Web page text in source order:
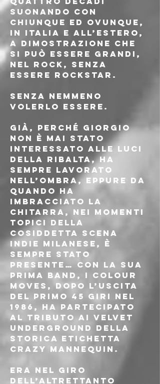
suonando con
chiunque ed ovunque,
in Italia e all’estero,
a dimostrazione che
si può essere grandi,
nel rock, senza
essere rockstar.
Senza nemmeno
volerlo essere.
Già, perché Giorgio
non è mai stato
interessato alle luci
della ribalta, ha
sempre lavorato
nell’ombra, eppure da
quando ha
imbracciato la
chitarra, nei momenti
topici della
cosiddetta scena
indie milanese, è
sempre stato
presente… con la sua
prima band, i Colour
Moves, dopo l’uscita
del primo 45 giri nel
1986, ha partecipato
al tributo ai Velvet
Underground della
storica etichetta
Crazy Mannequin.
Era nel giro
dell’altrettanto